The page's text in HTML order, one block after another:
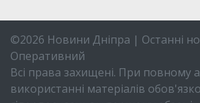
©2026 Новини Дніпра | Останні
Оперативний
Всі права захищені. При повному
використанні матеріалів